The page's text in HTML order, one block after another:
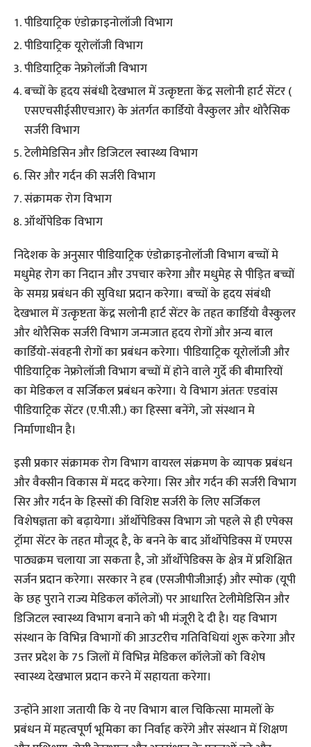
पीडियाट्रिक एंडोक्राइनोलॉजी विभाग
पीडियाट्रिक यूरोलॉजी विभाग
पीडियाट्रिक नेफ्रोलॉजी विभाग
बच्चों के हृदय संबंधी देखभाल में उत्कृष्टता केंद्र सलोनी हार्ट सेंटर (
एसएचसीईसीएचआर) के अंतर्गत कार्डियो वैस्कुलर और थोरैसिक
सर्जरी विभाग
टेलीमेडिसिन और डिजिटल स्वास्थ्य विभाग
सिर और गर्दन की सर्जरी विभाग
संक्रामक रोग विभाग
ऑर्थोपेडिक विभाग
निदेशक के अनुसार पीडियाट्रिक एंडोक्राइनोलॉजी विभाग बच्चों मे
मधुमेह रोग का निदान और उपचार करेगा और मधुमेह से पीड़ित बच्चों
के समग्र प्रबंधन की सुविधा प्रदान करेगा। बच्चों के हृदय संबंधी
देखभाल में उत्कृष्टता केंद्र सलोनी हार्ट सेंटर के तहत कार्डियो वैस्कुलर
और थोरैसिक सर्जरी विभाग जन्मजात हृदय रोगों और अन्य बाल
कार्डियो-संवहनी रोगों का प्रबंधन करेगा। पीडियाट्रिक यूरोलॉजी और
पीडियाट्रिक नेफ्रोलॉजी विभाग बच्चों में होने वाले गुर्दे की बीमारियों
का मेडिकल व सर्जिकल प्रबंधन करेगा। ये विभाग अंततः एडवांस
पीडियाट्रिक सेंटर (ए.पी.सी.) का हिस्सा बनेंगे, जो संस्थान मे
निर्माणाधीन है।
इसी प्रकार संक्रामक रोग विभाग वायरल संक्रमण के व्यापक प्रबंधन
और वैक्सीन विकास में मदद करेगा। सिर और गर्दन की सर्जरी विभाग
सिर और गर्दन के हिस्सों की विशिष्ट सर्जरी के लिए सर्जिकल
विशेषज्ञता को बढ़ायेगा। ऑर्थोपेडिक्स विभाग जो पहले से ही एपेक्स
ट्रॉमा सेंटर के तहत मौजूद है, के बनने के बाद ऑर्थोपेडिक्स में एमएस
पाठ्यक्रम चलाया जा सकता है, जो ऑर्थोपेडिक्स के क्षेत्र में प्रशिक्षित
सर्जन प्रदान करेगा। सरकार ने हब (एसजीपीजीआई) और स्पोक (यूपी
के छह पुराने राज्य मेडिकल कॉलेजों) पर आधारित टेलीमेडिसिन और
डिजिटल स्वास्थ्य विभाग बनाने को भी मंजूरी दे दी है। यह विभाग
संस्थान के विभिन्न विभागों की आउटरीच गतिविधियां शुरू करेगा और
उत्तर प्रदेश के 75 जिलों में विभिन्न मेडिकल कॉलेजों को विशेष
स्वास्थ्य देखभाल प्रदान करने में सहायता करेगा।
उन्होंने आशा जतायी कि ये नए विभाग बाल चिकित्सा मामलों के
प्रबंधन में महत्वपूर्ण भूमिका का निर्वाह करेंगे और संस्थान में शिक्षण